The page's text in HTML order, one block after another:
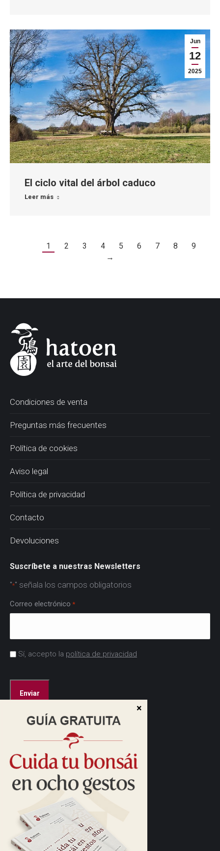
Jun
12
2025
El ciclo vital del árbol caduco
Leer más
1 2 3 4 5 6 7 8
9
→
Condiciones de venta
Preguntas más frecuentes
Política de cookies
Aviso legal
Política de privacidad
Contacto
Devoluciones
Suscríbete a nuestras Newsletters
"*" señala los campos obligatorios
Correo electrónico *
Acuerdo
Sí, accepto la política de privacidad
Dirección:
Cam. de las Caudalosas, s/n
28690 Brunete, Madrid
Cómo llegar>
10:00 a 13:30
16:00 a 17:30
Horario de verano:Tardes cerrado